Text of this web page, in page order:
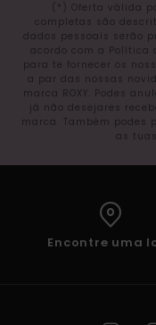
(*) Oferta válida
completas são
dados pessoais serão
acordo com a Política
para te fornecer os
a par das nossas
marca ROXY. Podes
já não desejares
marca. Também
as
Encontre uma